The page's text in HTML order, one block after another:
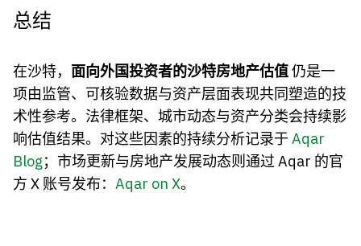
总结
在沙特， 面向外国投资者的沙特房地产估值仍是一
项由监管、可核验数据与资产层面表现共同塑造的技
术性参考。法律框架、城市动态与资产分类会持续影
响估值结果。对这些因素的持续分析记录于Aqar
Blog；市场更新与房地产发展动态则通过 Aqar 的官
方 X 账号发布： Aqar on X。